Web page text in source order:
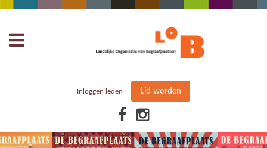
Inloggen leden Lid worden